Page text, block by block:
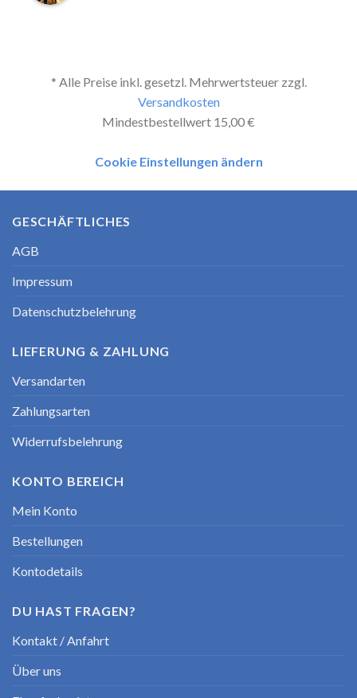
* Alle Preise inkl. gesetzl. Mehrwertsteuer zzgl.
Versandkosten
Mindestbestellwert 15,00 €
Cookie Einstellungen ändern
GESCHÄFTLICHES
AGB
Impressum
Datenschutzbelehrung
LIEFERUNG & ZAHLUNG
Versandarten
Zahlungsarten
Widerrufsbelehrung
KONTO BEREICH
Mein Konto
Bestellungen
Kontodetails
DU HAST FRAGEN?
Kontakt / Anfahrt
Über uns